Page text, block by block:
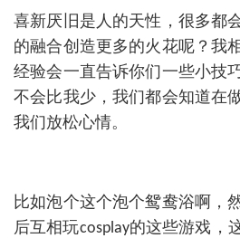
喜新厌旧是人的天性，很多都
的融合创造更多的火花呢？我
经验会一直告诉你们一些小技
不会比我少，我们都会知道在
我们放松心情。
比如泡个这个泡个鸳鸯浴啊，
后互相玩cosplay的这些游戏，